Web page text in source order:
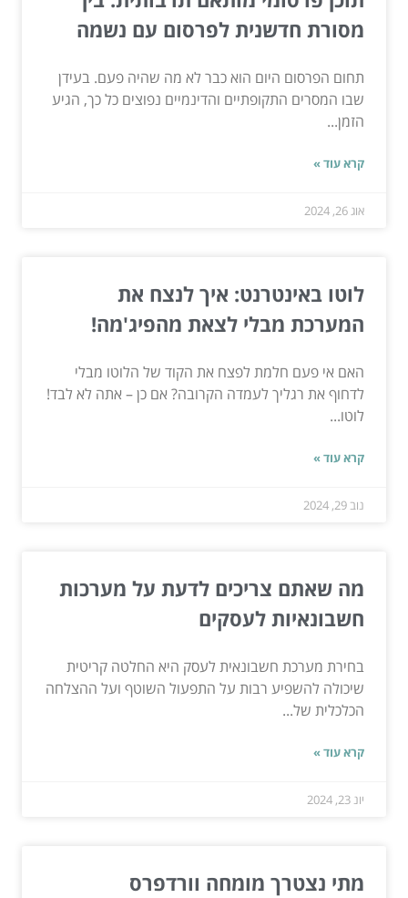
מסורת חדשנית לפרסום עם נשמה
תחום הפרסום היום הוא כבר לא מה שהיה פעם. בעידן
שבו המסרים התקופתיים והדינמיים נפוצים כל כך, הגיע
הזמן...
קרא עוד »
אוג 26, 2024
לוטו באינטרנט: איך לנצח את
המערכת מבלי לצאת מהפיג'מה!
האם אי פעם חלמת לפצח את הקוד של הלוטו מבלי
לדחוף את רגליך לעמדה הקרובה? אם כן – אתה לא לבד!
לוטו...
קרא עוד »
נוב 29, 2024
מה שאתם צריכים לדעת על מערכות
חשבונאיות לעסקים
בחירת מערכת חשבונאית לעסק היא החלטה קריטית
שיכולה להשפיע רבות על התפעול השוטף ועל ההצלחה
הכלכלית של...
קרא עוד »
יונ 23, 2024
מתי נצטרך מומחה וורדפרס